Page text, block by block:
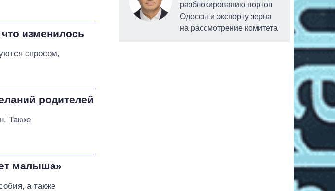
изменилось
спросом,
родителей
Также
малыша»
а также
разблокированию портов
Одессы и экспорту зерна
на рассмотрение комитета